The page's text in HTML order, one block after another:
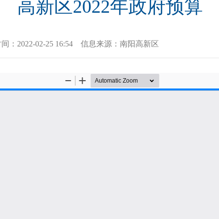
高新区2022年政府预算
： 2022-02-25 16:54 信息来源： 南阳高新区